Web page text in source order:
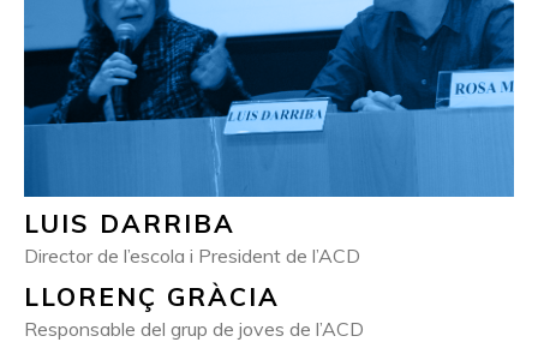
LUIS DARRIBA
Director de l’escola i President de l’ACD
LLORENÇ GRÀCIA
Responsable del grup de joves de l’ACD